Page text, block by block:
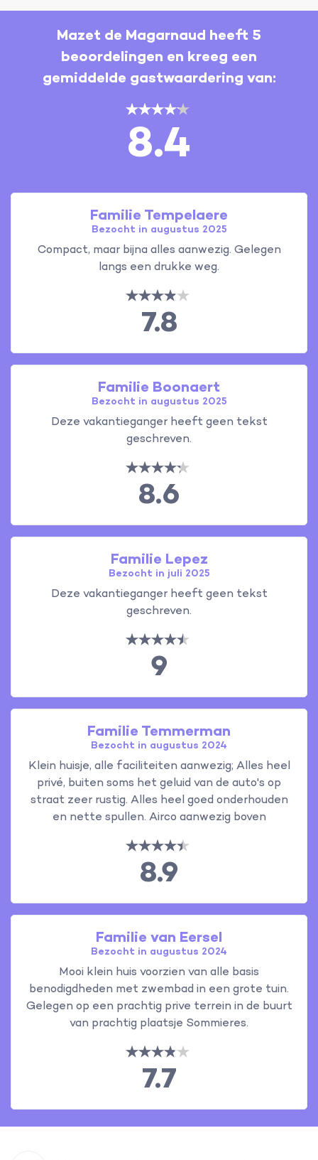
Mazet de Magarnaud heeft 5
beoordelingen en kreeg een
gemiddelde gastwaardering van:
8.4
Familie Tempelaere
Bezocht in augustus 2025
Compact, maar bijna alles aanwezig. Gelegen
langs een drukke weg.
7.8
Familie Boonaert
Bezocht in augustus 2025
Deze vakantieganger heeft geen tekst
geschreven.
8.6
Familie Lepez
Bezocht in juli 2025
Deze vakantieganger heeft geen tekst
geschreven.
9
Familie Temmerman
Bezocht in augustus 2024
Klein huisje, alle faciliteiten aanwezig; Alles heel
privé, buiten soms het geluid van de auto's op
straat zeer rustig. Alles heel goed onderhouden
en nette spullen. Airco aanwezig boven
8.9
Familie van Eersel
Bezocht in augustus 2024
Mooi klein huis voorzien van alle basis
benodigdheden met zwembad in een grote tuin.
Gelegen op een prachtig prive terrein in de buurt
van prachtig plaatsje Sommieres.
7.7